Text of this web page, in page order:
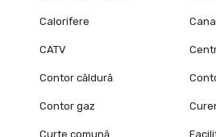
Calorifere
CATV
Contor căldură
Contor gaz
Curte comună